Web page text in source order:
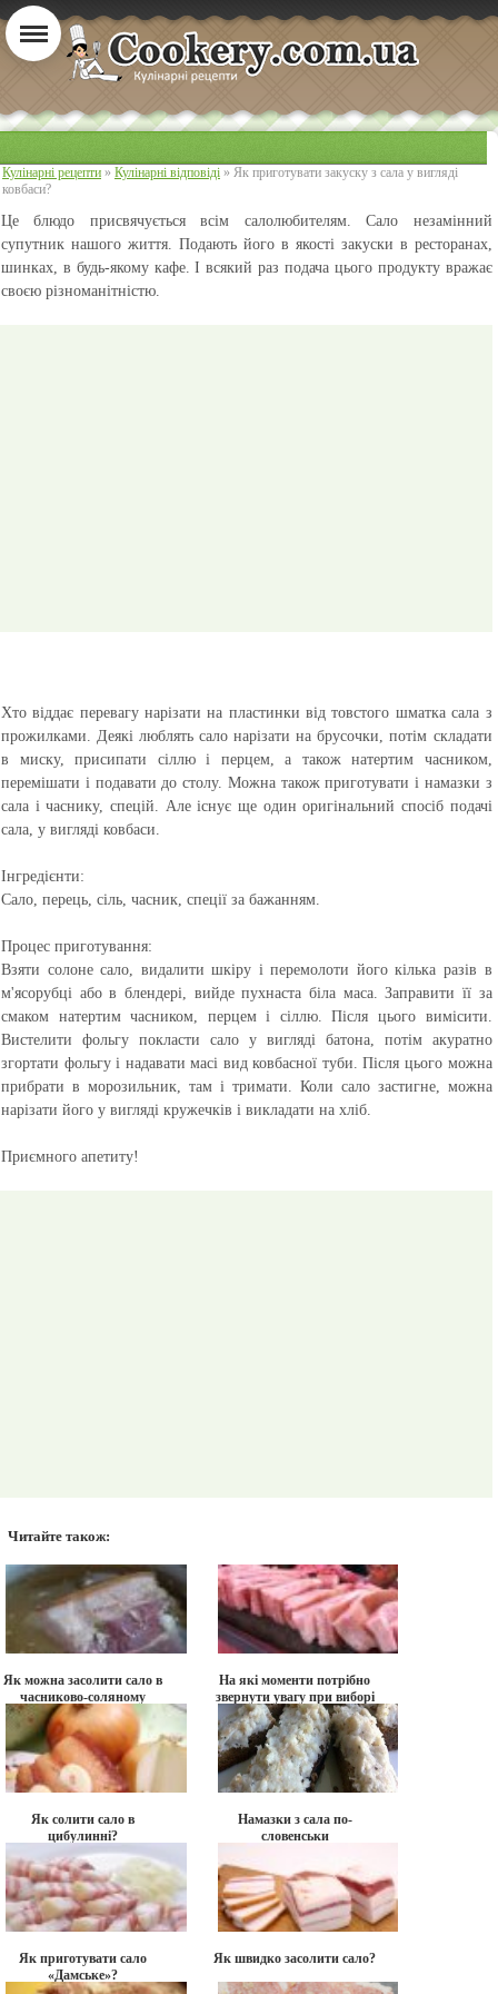
Кулінарні рецепти » Кулінарні відповіді » Як приготувати закуску з сала у вигляді
ковбаси?
Це блюдо присвячується всім салолюбителям. Сало незамінний
супутник нашого життя. Подають його в якості закуски в ресторанах,
шинках, в будь-якому кафе. І всякий раз подача цього продукту вражає
своєю різноманітністю.
Хто віддає перевагу нарізати на пластинки від товстого шматка сала з
прожилками. Деякі люблять сало нарізати на брусочки, потім складати
в миску, присипати сіллю і перцем, а також натертим часником,
перемішати і подавати до столу. Можна також приготувати і намазки з
сала і часнику, спецій. Але існує ще один оригінальний спосіб подачі
сала, у вигляді ковбаси.
Інгредієнти:
Сало, перець, сіль, часник, спеції за бажанням.
Процес приготування:
Взяти солоне сало, видалити шкіру і перемолоти його кілька разів в
м'ясорубці або в блендері, вийде пухнаста біла маса. Заправити її за
смаком натертим часником, перцем і сіллю. Після цього вимісити.
Вистелити фольгу покласти сало у вигляді батона, потім акуратно
згортати фольгу і надавати масі вид ковбасної туби. Після цього можна
прибрати в морозильник, там і тримати. Коли сало застигне, можна
нарізати його у вигляді кружечків і викладати на хліб.
Приємного апетиту!
Читайте також:
Як можна засолити сало в
часниково-соляному
розчині?
На які моменти потрібно
звернути увагу при виборі
гарного сала?
Як солити сало в
цибулинні?
Намазки з сала по-
словенськи
Як приготувати сало
«Дамське»?
Як швидко засолити сало?